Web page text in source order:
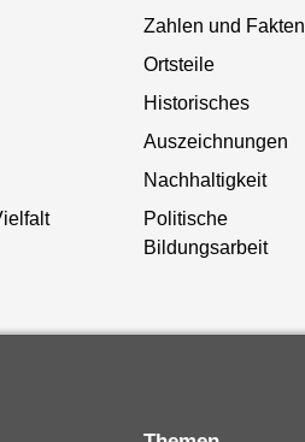
Zahlen und Fakten
Ortsteile
Historisches
Auszeichnungen
Nachhaltigkeit
Politische
Bildungsarbeit